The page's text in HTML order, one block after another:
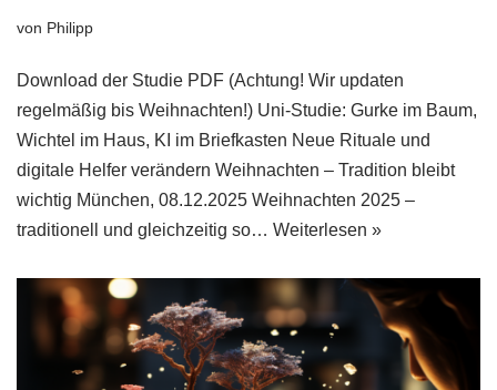
von Philipp
Download der Studie PDF (Achtung! Wir updaten
regelmäßig bis Weihnachten!) Uni-Studie: Gurke im Baum,
Wichtel im Haus, KI im Briefkasten Neue Rituale und
digitale Helfer verändern Weihnachten – Tradition bleibt
wichtig München, 08.12.2025 Weihnachten 2025 –
traditionell und gleichzeitig so… Weiterlesen »